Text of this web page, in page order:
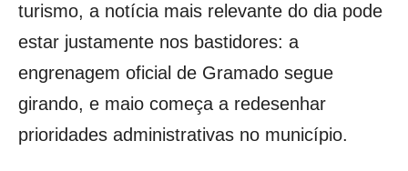
turismo, a notícia mais relevante do dia pode
estar justamente nos bastidores: a
engrenagem oficial de Gramado segue
girando, e maio começa a redesenhar
prioridades administrativas no município.